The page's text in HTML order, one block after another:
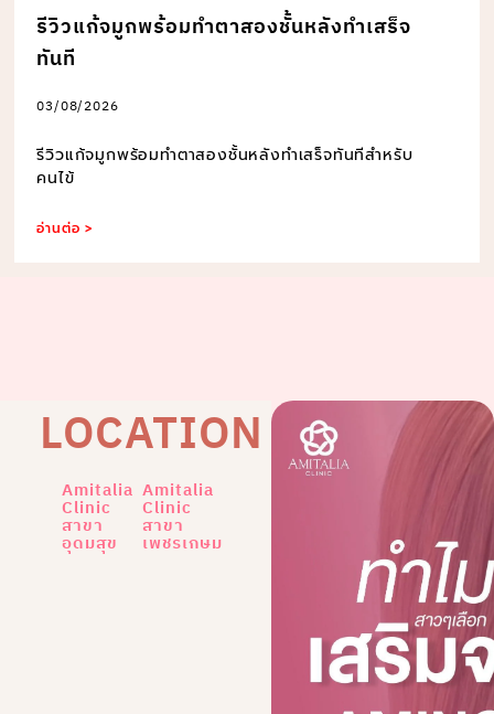
รีวิวแก้จมูกพร้อมทำตาสองชั้นหลังทำเสร็จ
ทันที
03/08/2026
รีวิวแก้จมูกพร้อมทำตาสองชั้นหลังทำเสร็จทันทีสำหรับ
คนไข้
อ่านต่อ >
LOCATION
Amitalia
Clinic
สาขา
อุดมสุข
Amitalia
Clinic
สาขา
เพชรเกษม